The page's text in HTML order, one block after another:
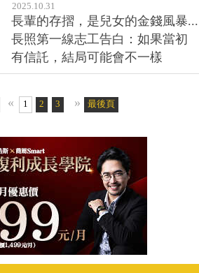
2025.10.31
長輩的存摺，是兒女的金錢風暴...
長照第一線志工告白：如果當初
有信託，結局可能會不一樣
« 1 2 3 4 5 6
» 最後頁